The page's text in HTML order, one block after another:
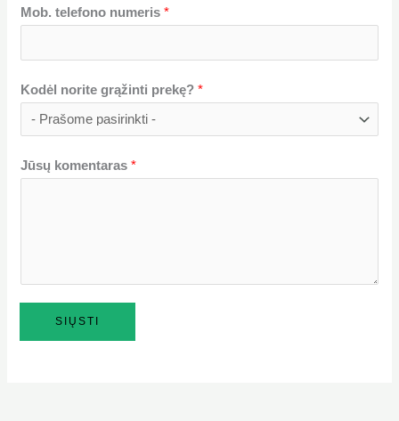
Mob. telefono numeris*
Kodėl norite grąžinti prekę?*
Jūsų komentaras*
SIŲSTI